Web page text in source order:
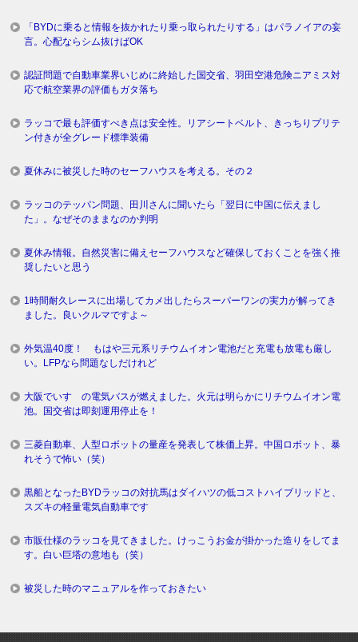
「BYDに乗ると情報を抜かれたり乗っ取られたりする」はパラノイアの妄
言。心配ならシム抜けばOK
認証問題で自動車業界いじめに終始した国交省、羽田空港危険ニアミス対
応で航空業界の評価もガタ落ち
ラッコで最も評価すべき点は安全性。リアシートベルト、きっちりプリテ
ン付きが全グレード標準装備
夏休みに被災した時のセーフハウスを考える。その２
ラッコのテッパン問題、田川さんに聞いたら「翌日に中国に伝えまし
た」。なぜそのままなのか判明
夏休み情報。自然災害に備えセーフハウスなど確保しておくことを強く推
奨したいと思う
1時間耐久レースに出場してカメ出したらスーパーワンの実力が解ってき
ました。良いクルマですよ～
外気温40度！ もはや三元系リチウムイオン電池だと充電も放電も厳し
い。LFPなら問題なしだけれど
大阪でいすゞの電気バスが燃えました。火元は明らかにリチウムイオン電
池。国交省は即刻運用停止を！
三菱自動車、人型ロボットの量産を発表して株価上昇。中国ロボット、暴
れそうで怖い（笑）
黒船となったBYDラッコの対抗馬はダイハツの低コストハイブリッドと、
スズキの軽量電気自動車です
市販仕様のラッコを見てきました。けっこうお金が掛かった造りをしてま
す。白い巨塔の意地も（笑）
被災した時のマニュアルを作っておきたい